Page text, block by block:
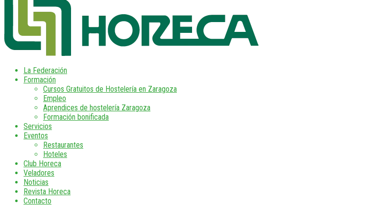
La Federación
Formación
Cursos Gratuitos de Hostelería en Zaragoza
Empleo
Aprendices de hostelería Zaragoza
Formación bonificada
Servicios
Eventos
Restaurantes
Hoteles
Club Horeca
Veladores
Noticias
Revista Horeca
Contacto